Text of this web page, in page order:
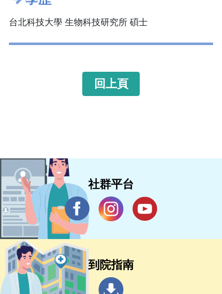
台北科技大學 生物科技研究所 碩士
回上頁
社群平台
到院指南